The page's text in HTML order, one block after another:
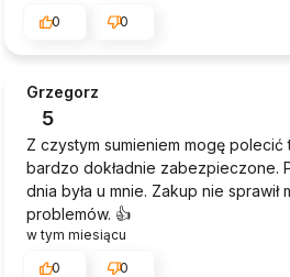
0
0
Grzegorz
5
Z czystym sumieniem mogę polecić
bardzo dokładnie zabezpieczone.
dnia była u mnie. Zakup nie sprawił
problemów. 👍️
w tym miesiącu
0
0